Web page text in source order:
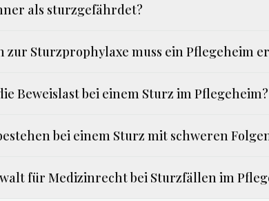
als sturzgefährdet?
zur Sturzprophylaxe muss ein Pflegeheim
Beweislast bei einem Sturz im Pflegeheim?
bei einem Sturz mit schweren
für Medizinrecht bei Sturzfällen im